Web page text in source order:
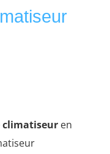
climatiseur en